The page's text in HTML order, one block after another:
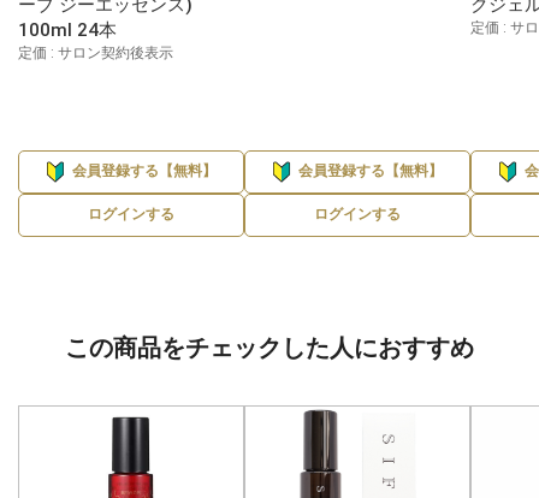
100ml 24本
定価 : サロン契約後表示
会員登録する【無料】
ログインする
会員登録する【無料】
ログインする
定価 : サ
この商品をチェックした人におすすめ